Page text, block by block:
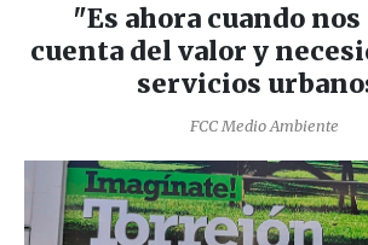
"Es ahora cuando nos
cuenta del valor y
servicios
FCC Medio Ambiente